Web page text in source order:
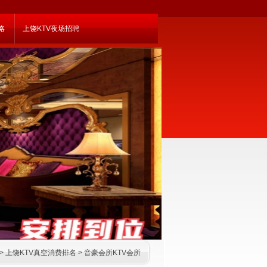
上饶KTV夜场招聘
> 上饶KTV真空消费排名 > 音豪会所KTV会所